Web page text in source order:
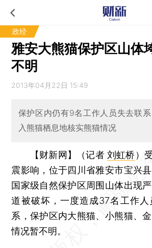
政经
雅安大熊猫保护区山体
不明
2013年04月22日 15:49
保护区内仍有9名工作人员失去联
入熊猫栖息地核实熊猫情况
【财新网】（记者刘虹桥 ）
震影响，位于四川省雅安市宝兴
国家级自然保护区周围山体出现
道被破坏，一度造成37名工作
系，保护区内大熊猫、小熊猫、
情况暂不明。